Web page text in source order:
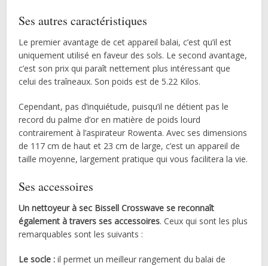
Ses autres caractéristiques
Le premier avantage de cet appareil balai, c’est qu’il est
uniquement utilisé en faveur des sols. Le second avantage,
c’est son prix qui paraît nettement plus intéressant que
celui des traîneaux. Son poids est de 5.22 Kilos.
Cependant, pas d’inquiétude, puisqu’il ne détient pas le
record du palme d’or en matière de poids lourd
contrairement à l’aspirateur Rowenta. Avec ses dimensions
de 117 cm de haut et 23 cm de large, c’est un appareil de
taille moyenne, largement pratique qui vous facilitera la vie.
Ses accessoires
Un nettoyeur à sec Bissell Crosswave se reconnaît
également à travers ses accessoires. Ceux qui sont les plus
remarquables sont les suivants :
Le socle : il permet un meilleur rangement du balai de